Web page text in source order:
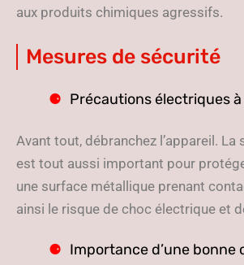
aux produits chimiques agressifs.
Mesures de sécurité
Précautions électriques
Avant tout, débranchez l’appareil.
est tout aussi important pour
une surface métallique prenant
ainsi le risque de choc électrique et
Importance d’une bonne